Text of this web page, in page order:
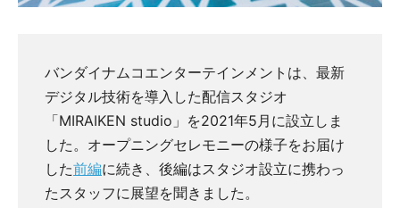
バンダイナムコエンターテインメントは、最新
デジタル技術を導入した配信スタジオ
「MIRAIKEN studio」を2021年5月に設立しま
した。オープニングセレモニーの様子をお届け
した前編に続き、後編はスタジオ設立に携わっ
たスタッフに展望を聞きました。